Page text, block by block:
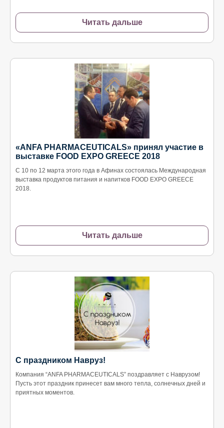
Читать дальше
«ANFA PHARMACEUTICALS» принял участие в
выставке FOOD EXPO GREECE 2018
С 10 по 12 марта этого года в Афинах состоялась Международная
выставка продуктов питания и напитков FOOD EXPO GREECE
2018.
Читать дальше
С праздником Навруз!
Компания “ANFA PHARMACEUTICALS” поздравляет с Наврузом!
Пусть этот праздник принесет вам много тепла, солнечных дней и
приятных моментов.